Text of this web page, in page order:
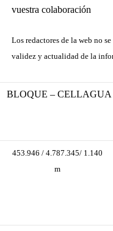
vuestra colaboración
Los redactores de la web no
validez y actualidad de la
BLOQUE – CELLAGUA
453.946 / 4.787.345/ 1.140
m